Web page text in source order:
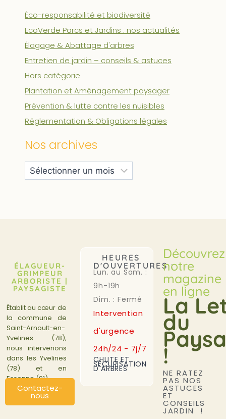
Éco-responsabilité et biodiversité
EcoVerde Parcs et Jardins : nos actualités
Élagage & Abattage d'arbres
Entretien de jardin – conseils & astuces
Hors catégorie
Plantation et Aménagement paysager
Prévention & lutte contre les nuisibles
Réglementation & Obligations légales
Nos archives
ÉLAGUEUR-
GRIMPEUR
ARBORISTE |
PAYSAGISTE
Établit au cœur de
la commune de
Saint-Arnoult-en-
Yvelines (78),
nous intervenons
dans les Yvelines
(78) et en
Essonne (91).
Contactez-
nous
HEURES
D'OUVERTURES :
Lun. au Sam. :
9h-19h
Dim. : Fermé
Intervention
d'urgence
24h/24 - 7j/7
CHUTE ET
SÉCURISATION
D'ARBRES
Découvrez
notre
magazine
en ligne
La
du
!
NE RATEZ
PAS NOS
ASTUCES
ET
CONSEILS
JARDIN !